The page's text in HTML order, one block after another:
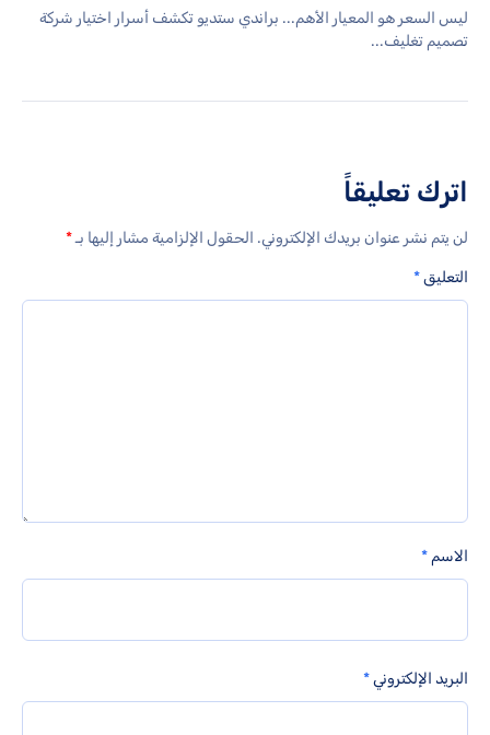
ليس السعر هو المعيار الأهم... براندي ستديو تكشف أسرار اختيار شركة
تصميم تغليف...
اترك تعليقاً
لن يتم نشر عنوان بريدك الإلكتروني. الحقول الإلزامية مشار إليها بـ*
التعليق*
الاسم *
البريد الإلكتروني*